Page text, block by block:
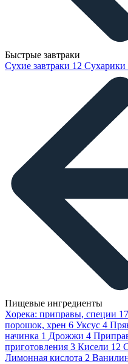
Быстрые завтраки
Сухие завтраки 12 Сухарики
Пищевые ингредиенты
Хорека: приправы, специи 17
порошок, хрен 6 Уксус 4
начинка 1 Дрожжи 4
приготовления 3 Кисели 12
Лимонная кислота 2